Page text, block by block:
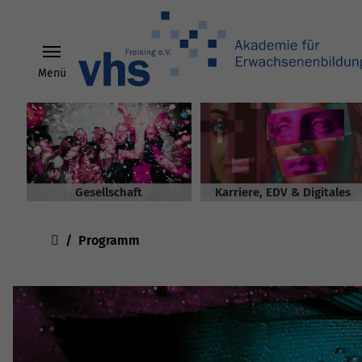
Menü
Gesellschaft Karriere, EDV & Digitales
You are here:
Programm